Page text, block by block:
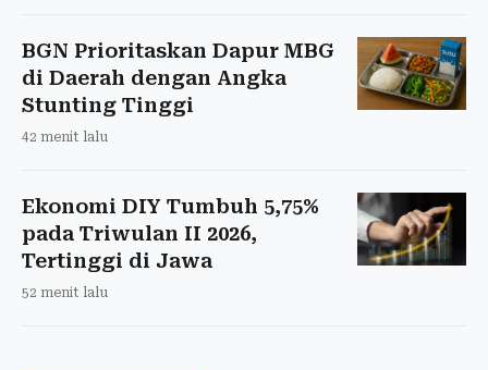
BGN Prioritaskan Dapur MBG
di Daerah dengan Angka
Stunting Tinggi
42 menit lalu
Ekonomi DIY Tumbuh 5,75%
pada Triwulan II 2026,
Tertinggi di Jawa
52 menit lalu